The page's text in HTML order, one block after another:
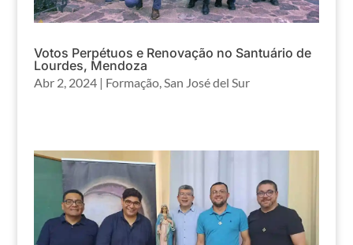
Votos Perpétuos e Renovação no Santuário de
Lourdes, Mendoza
Abr 2, 2024| Formação,San José del Sur